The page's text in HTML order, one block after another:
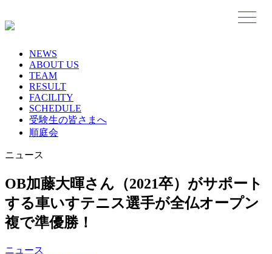
to
NEWS
ABOUT US
TEAM
RESULT
FACILITY
SCHEDULE
受験生の皆さまへ
順庭会
ニュース
OB加藤大暉さん（2021卒）がサポート
する車いすテニス選手が全仏オープン
複で準優勝！
ニュース